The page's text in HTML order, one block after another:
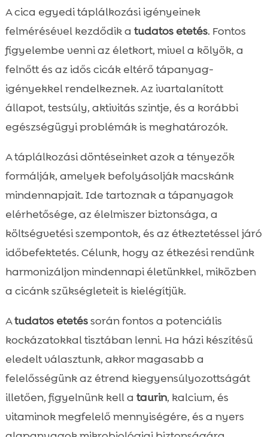
A cica egyedi táplálkozási igényeinek
felmérésével kezdődik a tudatos etetés. Fontos
figyelembe venni az életkort, mivel a kölyök, a
felnőtt és az idős cicák eltérő tápanyag-
igényekkel rendelkeznek. Az ivartalanított
állapot, testsúly, aktivitás szintje, és a korábbi
egészségügyi problémák is meghatározók.
A táplálkozási döntéseinket azok a tényezők
formálják, amelyek befolyásolják macskánk
mindennapjait. Ide tartoznak a tápanyagok
elérhetősége, az élelmiszer biztonsága, a
költségvetési szempontok, és az étkeztetéssel járó
időbefektetés. Célunk, hogy az étkezési rendünk
harmonizáljon mindennapi életünkkel, miközben
a cicánk szükségleteit is kielégítjük.
Atudatos etetéssorán fontos a potenciális
kockázatokkal tisztában lenni. Ha házi készítésű
eledelt választunk, akkor magasabb a
felelősségünk az étrend kiegyensúlyozottságát
illetően, figyelnünk kell a taurin, kalcium, és
vitaminok megfelelő mennyiségére, és a nyers